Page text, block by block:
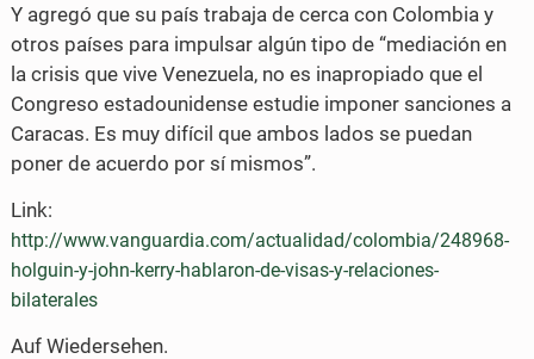
Y agregó que su país trabaja de cerca con Colombia y
otros países para impulsar algún tipo de “mediación en
la crisis que vive Venezuela, no es inapropiado que el
Congreso estadounidense estudie imponer sanciones a
Caracas. Es muy difícil que ambos lados se puedan
poner de acuerdo por sí mismos”.
Link:
http://www.vanguardia.com/actualidad/colombia/248968-
holguin-y-john-kerry-hablaron-de-visas-y-relaciones-
bilaterales
Auf Wiedersehen.